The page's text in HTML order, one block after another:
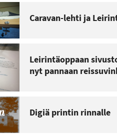
Caravan-lehti ja
Leirintäoppaan
nyt pannaan
Digiä printin rinnalle